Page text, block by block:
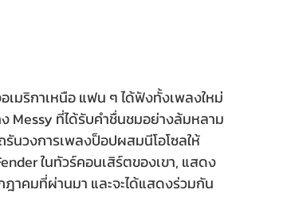
มริกาเหนือ แฟน ๆ ได้ฟังทั้งเพลงใหม่
Messy ที่ได้รับคำชื่นชมอย่างล้มหลาม
นวงการเพลงป็อปผสมนีโอโซลให้
ในทัวร์คอนเสิร์ตของเขา, แสดง
าคมที่ผ่านมา และจะได้แสดงร่วมกัน